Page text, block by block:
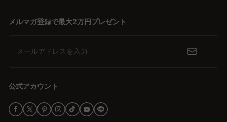
メルマガ登録で最大2万円プレゼント
メールアドレスを入力
公式アカウント